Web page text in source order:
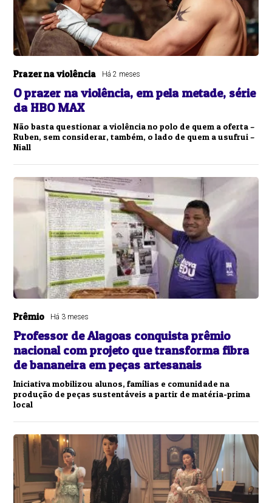
Prazer na violência Há 2 meses
O prazer na violência, em pela metade, série
da HBO MAX
Não basta questionar a violência no polo de quem a oferta –
Ruben, sem considerar, também, o lado de quem a usufrui –
Niall
Prêmio Há 3 meses
Professor de Alagoas conquista prêmio
nacional com projeto que transforma fibra
de bananeira em peças artesanais
Iniciativa mobilizou alunos, famílias e comunidade na
produção de peças sustentáveis a partir de matéria-prima
local